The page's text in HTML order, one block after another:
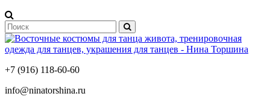
+7 (916) 118-60-60
info@ninatorshina.ru